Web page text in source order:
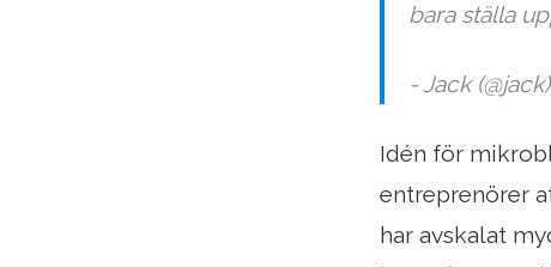
bara ställa
- Jack
Idén för
entreprenörer
har avskalat